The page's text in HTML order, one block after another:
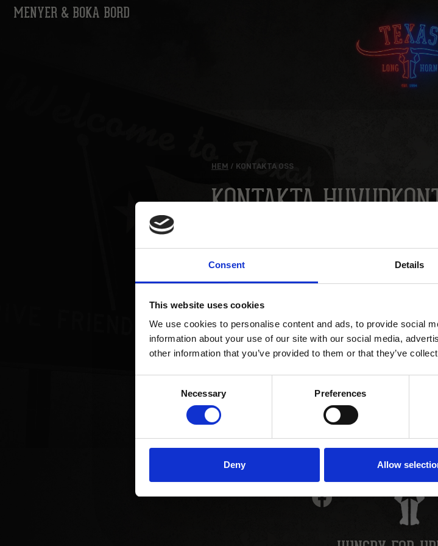
Consent Details
This website uses cookies
We use cookies to personalise content and ads, to provide social
information about your use of our site with our social media,
other information that you’ve provided to them or that they’ve
Necessary Preferences
Deny Allow
MENYER & BOKA BORD
HEM / KONTAKTA OSS
KONTAKTA
114 41 Stockholm
Mail: info@texaslonghorn.se
OBS! Vi tar inte emot bordsbokningar på huvudkontoret
RESTAURANGER
HUNGRY FOR
Email